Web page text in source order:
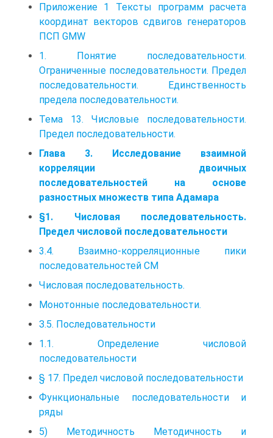
Приложение 1 Тексты программ расчета
координат векторов сдвигов генераторов
ПСП GMW
1. Понятие последовательности.
Ограниченные последовательности. Предел
последовательности. Единственность
предела последовательности.
Тема 13. Числовые последовательности.
Предел последовательности.
Глава 3. Исследование взаимной
корреляции двоичных
последовательностей на основе
разностных множеств типа Адамара
§1. Числовая последовательность.
Предел числовой последовательности
3.4. Взаимно-корреляционные пики
последовательностей СМ
Числовая последовательность.
Монотонные последовательности.
З.5. Последовательности
1.1. Определение числовой
последовательности
§ 17. Предел числовой последовательности
Функциональные последовательности и
ряды
5) Методичность Методичность и